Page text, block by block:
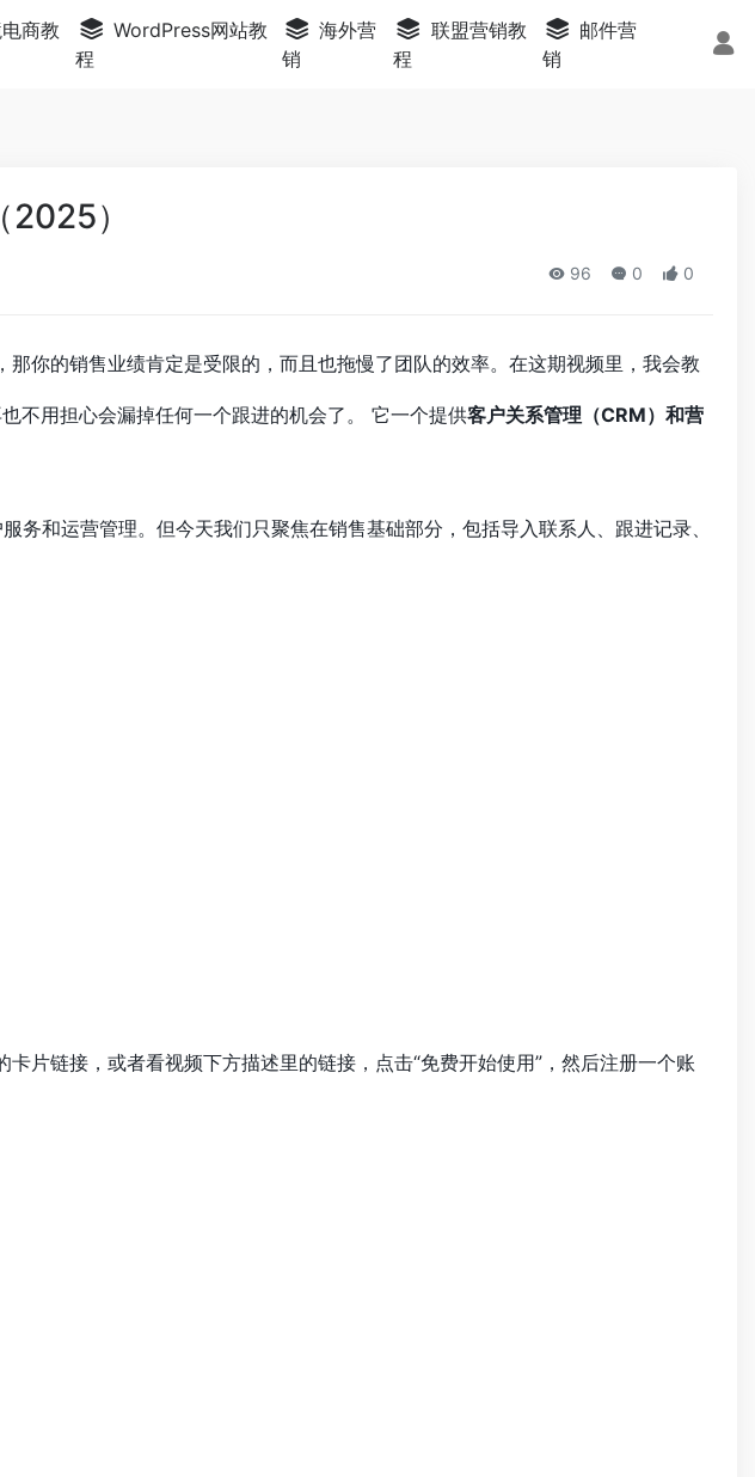
商教
WordPress网站教
程
海外营
销
联盟营销教
程
邮件营
销
）
96 0 0
你的销售业绩肯定是受限的，而且也拖慢了团队的效率。在这期视频里，我会教
不用担心会漏掉任何一个跟进的机会了。 它一个提供客户关系管理（CRM）和营
和运营管理。但今天我们只聚焦在销售基础部分，包括导入联系人、跟进记录、
片链接，或者看视频下方描述里的链接，点击“免费开始使用”，然后注册一个账